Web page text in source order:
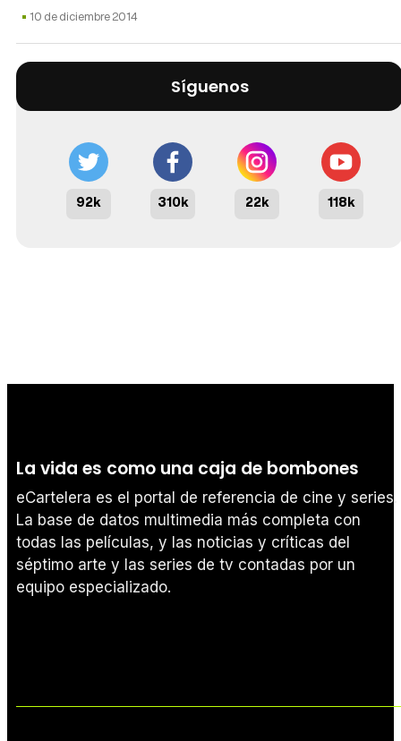
10 de diciembre 2014
Síguenos
92k 310k 22k 118k
La vida es como una caja de bombones
eCartelera es el portal de referencia de cine y series.
La base de datos multimedia más completa con
todas las películas, y las noticias y críticas del
séptimo arte y las series de tv contadas por un
equipo especializado.